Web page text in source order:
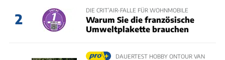
2
DIE CRIT’AIR-FALLE FÜR WOHNMOBILE
Warum Sie die französische
Umweltplakette brauchen
DAUERTEST HOBBY ONTOUR VAN